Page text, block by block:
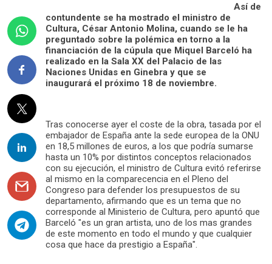
Así de
contundente se ha mostrado el ministro de
Cultura, César Antonio Molina, cuando se le ha
preguntado sobre la polémica en torno a la
financiación de la cúpula que Miquel Barceló ha
realizado en la Sala XX del Palacio de las
Naciones Unidas en Ginebra y que se
inaugurará el próximo 18 de noviembre.
Tras conocerse ayer el coste de la obra, tasada por el
embajador de España ante la sede europea de la ONU
en 18,5 millones de euros, a los que podría sumarse
hasta un 10% por distintos conceptos relacionados
con su ejecución, el ministro de Cultura evitó referirse
al mismo en la comparecencia en el Pleno del
Congreso para defender los presupuestos de su
departamento, afirmando que es un tema que no
corresponde al Ministerio de Cultura, pero apuntó que
Barceló "es un gran artista, uno de los mas grandes
de este momento en todo el mundo y que cualquier
cosa que hace da prestigio a España".